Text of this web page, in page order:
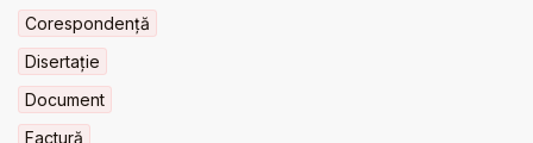
Corespondență
Disertație
Document
Factură